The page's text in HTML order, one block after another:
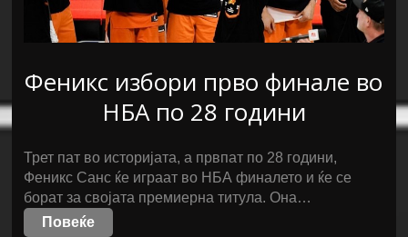
Феникс избори прво финале во
НБА по 28 години
Трет пат во историјата, а првпат по 28 години,
Феникс Санс ќе играат во НБА финалето и ќе се
борат за својата премиерна титула. Она…
Повеќе